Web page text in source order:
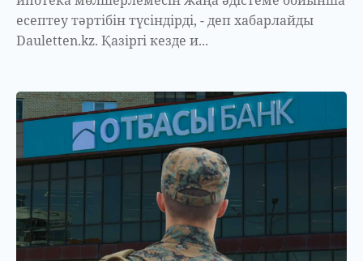
есептеу тәртібін түсіндірді, - деп хабарлайды
Dauletten.kz. Қазіргі кезде и...